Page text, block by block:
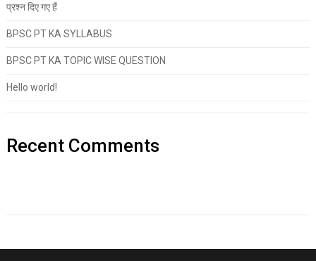
प्रश्न दिए गए हैं
BPSC PT KA SYLLABUS
BPSC PT KA TOPIC WISE QUESTION
Hello world!
Recent Comments